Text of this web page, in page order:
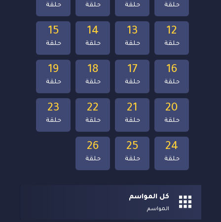
26
حلقة
25
حلقة
24
حلقة
23
حلقة
22
حلقة
21
حلقة
20
حلقة
19
حلقة
18
حلقة
17
حلقة
16
حلقة
15
حلقة
14
حلقة
13
حلقة
12
حلقة
حلقة حلقة حلقة حلقة
كل المواسم
المواسم